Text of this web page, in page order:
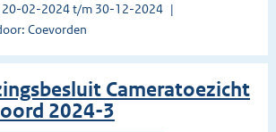
20-02-2024 t/m 30-12-2024
Coevorden
Cameratoezicht
2024-3